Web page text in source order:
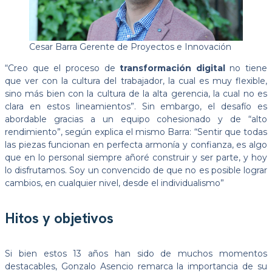
Cesar Barra Gerente de Proyectos e Innovación
“Creo que el proceso detransformación digital no tiene
que ver con la cultura del trabajador, la cual es muy flexible,
sino más bien con la cultura de la alta gerencia, la cual no es
clara en estos lineamientos”. Sin embargo, el desafío es
abordable gracias a un equipo cohesionado y de “alto
rendimiento”, según explica el mismo Barra: “Sentir que todas
las piezas funcionan en perfecta armonía y confianza, es algo
que en lo personal siempre añoré construir y ser parte, y hoy
lo disfrutamos. Soy un convencido de que no es posible lograr
cambios, en cualquier nivel, desde el individualismo”
Hitos y objetivos
Si bien estos 13 años han sido de muchos momentos
destacables, Gonzalo Asencio remarca la importancia de su